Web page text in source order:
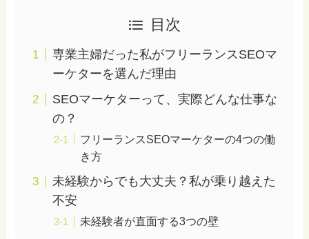
目次
専業主婦だった私がフリーランスSEOマ
ーケターを選んだ理由
SEOマーケターって、実際どんな仕事な
の？
フリーランスSEOマーケターの4つの働
き方
未経験からでも大丈夫？私が乗り越えた
不安
未経験者が直面する3つの壁